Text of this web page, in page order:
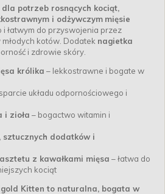
potrzeb rosnących kociąt,
i odżywczym mięsie
i łatwym do przyswojenia przez
kotów. Dodatek nagietka
i zdrowie skóry.
królika – lekkostrawne i bogate w
układu odpornościowego i
i zioła – bogactwo witamin i
sztucznych dodatków i
z kawałkami mięsa – łatwa do
kociąt
Kitten to naturalna, bogata w